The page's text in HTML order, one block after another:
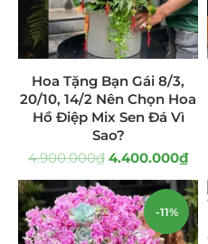
Lẵng Hoa Sen Đá
Tranh Sen Đá 3D
Hoa Tặng Bạn Gái 8/3,
20/10, 14/2 Nên Chọn Hoa
Hồ Điệp Mix Sen Đá Vì
Sao?
4.900.000₫ 4.400.000₫
-11%